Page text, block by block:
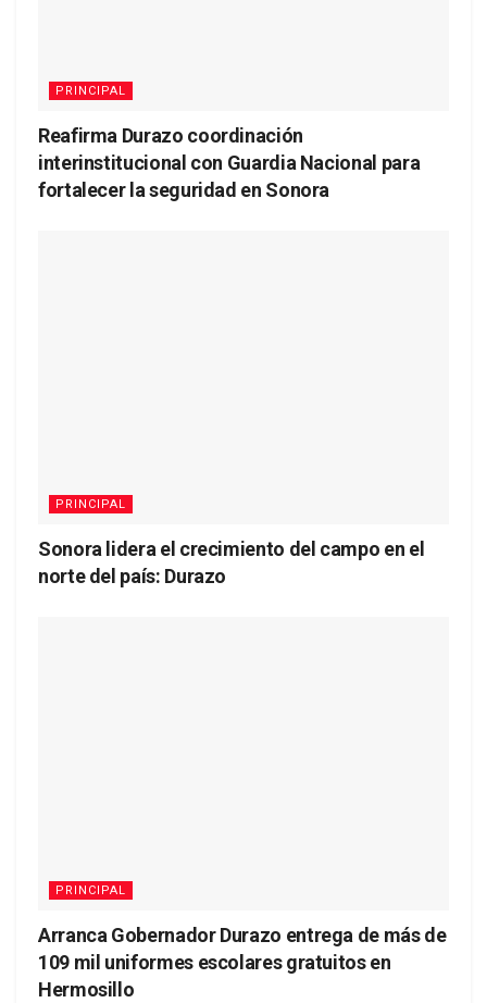
PRINCIPAL
Reafirma Durazo coordinación
interinstitucional con Guardia Nacional para
fortalecer la seguridad en Sonora
PRINCIPAL
Sonora lidera el crecimiento del campo en el
norte del país: Durazo
PRINCIPAL
Arranca Gobernador Durazo entrega de más de
109 mil uniformes escolares gratuitos en
Hermosillo